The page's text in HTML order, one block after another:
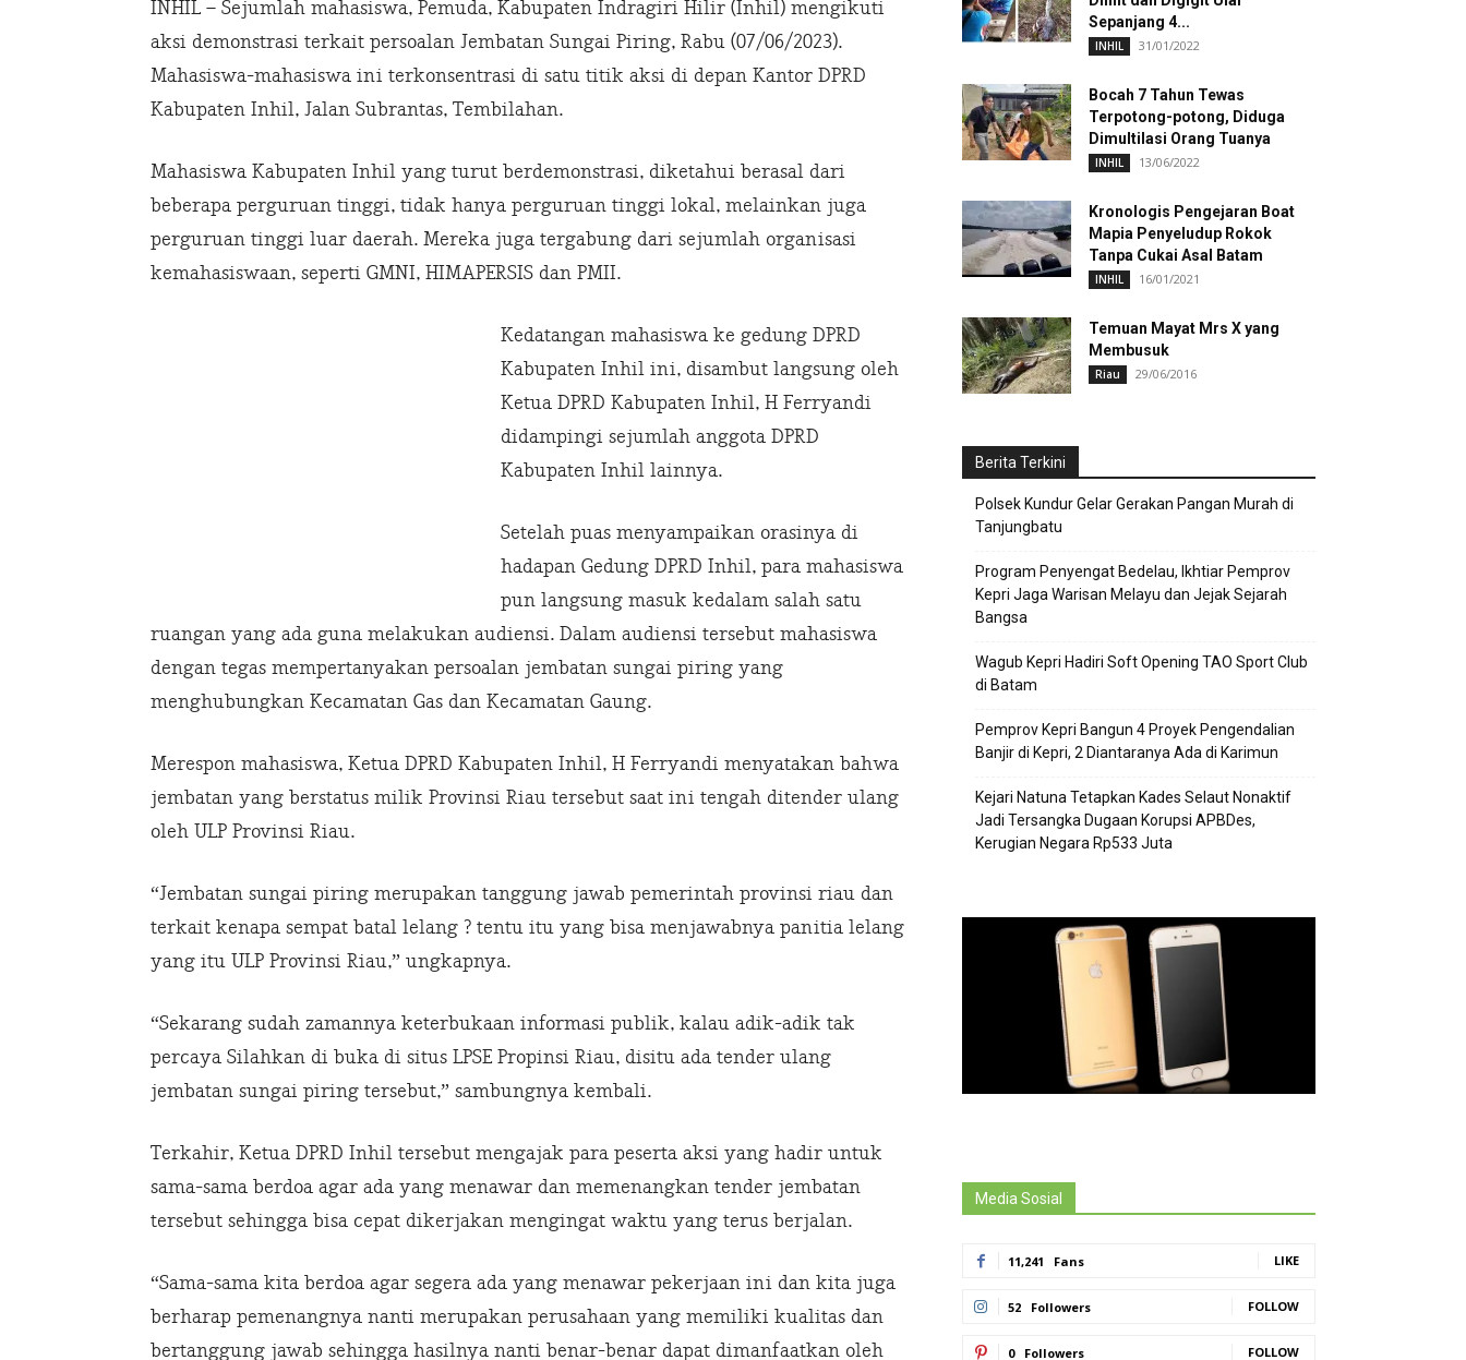
INHIL – Sejumlah mahasiswa, Pemuda, Kabupaten Indragiri Hilir (Inhil) mengikuti
aksi demonstrasi terkait persoalan Jembatan Sungai Piring, Rabu (07/06/2023).
Mahasiswa-mahasiswa ini terkonsentrasi di satu titik aksi di depan Kantor DPRD
Kabupaten Inhil, Jalan Subrantas, Tembilahan.
Mahasiswa Kabupaten Inhil yang turut berdemonstrasi, diketahui berasal dari
beberapa perguruan tinggi, tidak hanya perguruan tinggi lokal, melainkan juga
perguruan tinggi luar daerah. Mereka juga tergabung dari sejumlah organisasi
kemahasiswaan, seperti GMNI, HIMAPERSIS dan PMII.
Kedatangan mahasiswa ke gedung DPRD
Kabupaten Inhil ini, disambut langsung oleh
Ketua DPRD Kabupaten Inhil, H Ferryandi
didampingi sejumlah anggota DPRD
Kabupaten Inhil lainnya.
Setelah puas menyampaikan orasinya di
hadapan Gedung DPRD Inhil, para mahasiswa
pun langsung masuk kedalam salah satu
ruangan yang ada guna melakukan audiensi. Dalam audiensi tersebut mahasiswa
dengan tegas mempertanyakan persoalan jembatan sungai piring yang
menghubungkan Kecamatan Gas dan Kecamatan Gaung.
Merespon mahasiswa, Ketua DPRD Kabupaten Inhil, H Ferryandi menyatakan bahwa
jembatan yang berstatus milik Provinsi Riau tersebut saat ini tengah ditender ulang
oleh ULP Provinsi Riau.
“Jembatan sungai piring merupakan tanggung jawab pemerintah provinsi riau dan
terkait kenapa sempat batal lelang ? tentu itu yang bisa menjawabnya panitia lelang
yang itu ULP Provinsi Riau,” ungkapnya.
“Sekarang sudah zamannya keterbukaan informasi publik, kalau adik-adik tak
percaya Silahkan di buka di situs LPSE Propinsi Riau, disitu ada tender ulang
jembatan sungai piring tersebut,” sambungnya kembali.
Terkahir, Ketua DPRD Inhil tersebut mengajak para peserta aksi yang hadir untuk
sama-sama berdoa agar ada yang menawar dan memenangkan tender jembatan
tersebut sehingga bisa cepat dikerjakan mengingat waktu yang terus berjalan.
“Sama-sama kita berdoa agar segera ada yang menawar pekerjaan ini dan kita juga
berharap pemenangnya nanti merupakan perusahaan yang memiliki kualitas dan
bertanggung jawab sehingga hasilnya nanti benar-benar dapat dimanfaatkan oleh
Sepanjang 4...
INHIL 31/01/2022
Bocah 7 Tahun Tewas
Terpotong-potong, Diduga
Dimultilasi Orang Tuanya
INHIL 13/06/2022
Kronologis Pengejaran Boat
Mapia Penyeludup Rokok
Tanpa Cukai Asal Batam
INHIL 16/01/2021
Temuan Mayat Mrs X yang
Membusuk
Riau 29/06/2016
Berita Terkini
Polsek Kundur Gelar Gerakan Pangan Murah di
Tanjungbatu
Program Penyengat Bedelau, Ikhtiar Pemprov
Kepri Jaga Warisan Melayu dan Jejak Sejarah
Bangsa
Wagub Kepri Hadiri Soft Opening TAO Sport Club
di Batam
Pemprov Kepri Bangun 4 Proyek Pengendalian
Banjir di Kepri, 2 Diantaranya Ada di Karimun
Kejari Natuna Tetapkan Kades Selaut Nonaktif
Jadi Tersangka Dugaan Korupsi APBDes,
Kerugian Negara Rp533 Juta
Media Sosial
11,241 Fans LIKE
52 Followers FOLLOW
0 Followers FOLLOW